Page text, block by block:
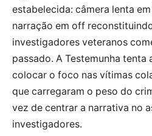
estabelecida: câmera lenta
narração em off
investigadores veteranos
passado. A Testemunha tenta
colocar o foco nas vítimas
que carregaram o peso do
vez de centrar a narrativa no
investigadores.